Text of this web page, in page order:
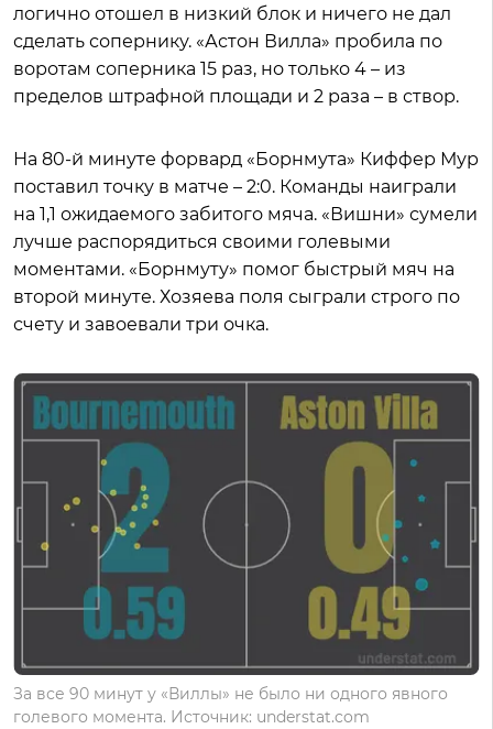
логично отошел в низкий блок и ничего не дал
сделать сопернику. «Астон Вилла» пробила по
воротам соперника 15 раз, но только 4 – из
пределов штрафной площади и 2 раза – в створ.
На 80-й минуте форвард «Борнмута» Киффер Мур
поставил точку в матче – 2:0. Команды наиграли
на 1,1 ожидаемого забитого мяча. «Вишни» сумели
лучше распорядиться своими голевыми
моментами. «Борнмуту» помог быстрый мяч на
второй минуте. Хозяева поля сыграли строго по
счету и завоевали три очка.
За все 90 минут у «Виллы» не было ни одного явного
голевого момента. Источник: understat.com